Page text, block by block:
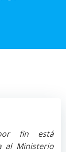
por fin está
al Ministerio